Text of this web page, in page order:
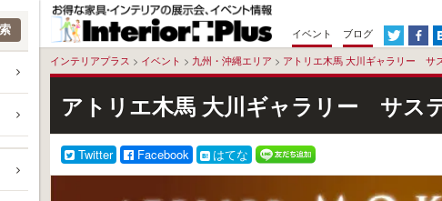
本
へ
イベント
ブログ
インテリアプラス > イベント > 九州・沖縄エリア > アトリエ木馬 大川ギャラリー サ
アトリエ木馬 大川ギャラリー サス
Twitter Facebook はてな